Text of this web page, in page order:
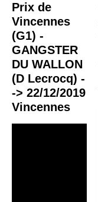
Prix de
Vincennes
(G1) -
GANGSTER
DU WALLON
(D Lecrocq) -
-> 22/12/2019
Vincennes